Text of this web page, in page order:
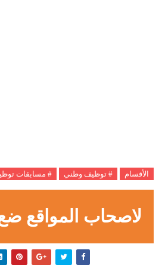
الأقسام # توظيف وطني # مسابقات
لاصحاب المواقع ضع